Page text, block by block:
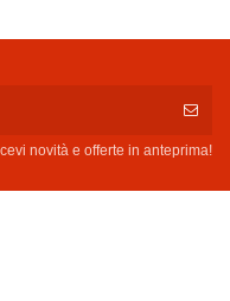
novità e offerte in anteprima!